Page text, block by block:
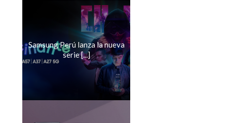
Samsung Perú lanza la nueva
serie [...]